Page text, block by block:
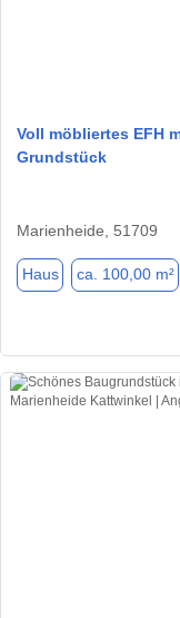
Voll möbliertes EFH
Grundstück
Marienheide, 51709
Haus ca. 100,00 m²